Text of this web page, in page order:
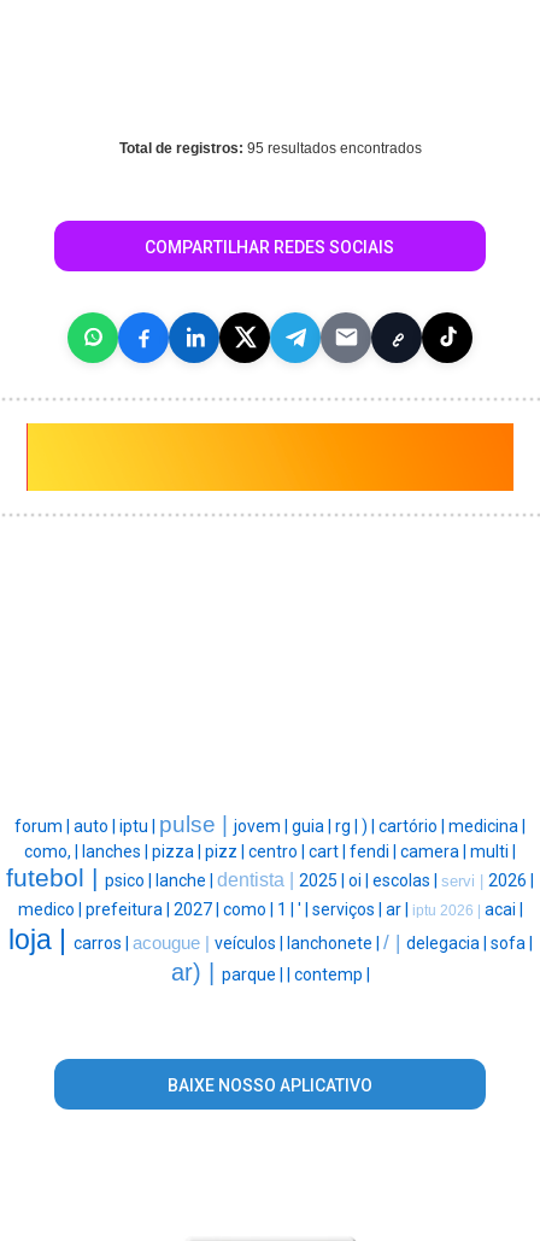
Total de registros: 95 resultados encontrados
COMPARTILHAR REDES SOCIAIS
forum | auto | iptu | pulse | jovem | guia | rg | ) | cartório | medicina |
como, |
lanches | pizza | pizz | centro | cart | fendi | camera | multi |
futebol | psico | lanche | dentista | 2025 | oi | escolas | servi | 2026 |
medico | prefeitura | 2027 | como | 1 | ' | serviços | ar | iptu 2026 | acai |
loja | carros | acougue | veículos | lanchonete | / | delegacia | sofa |
ar) | parque | contemp |
BAIXE NOSSO APLICATIVO